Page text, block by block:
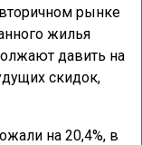
рынке
жилья
давить на
скидок,
на 20,4%, в